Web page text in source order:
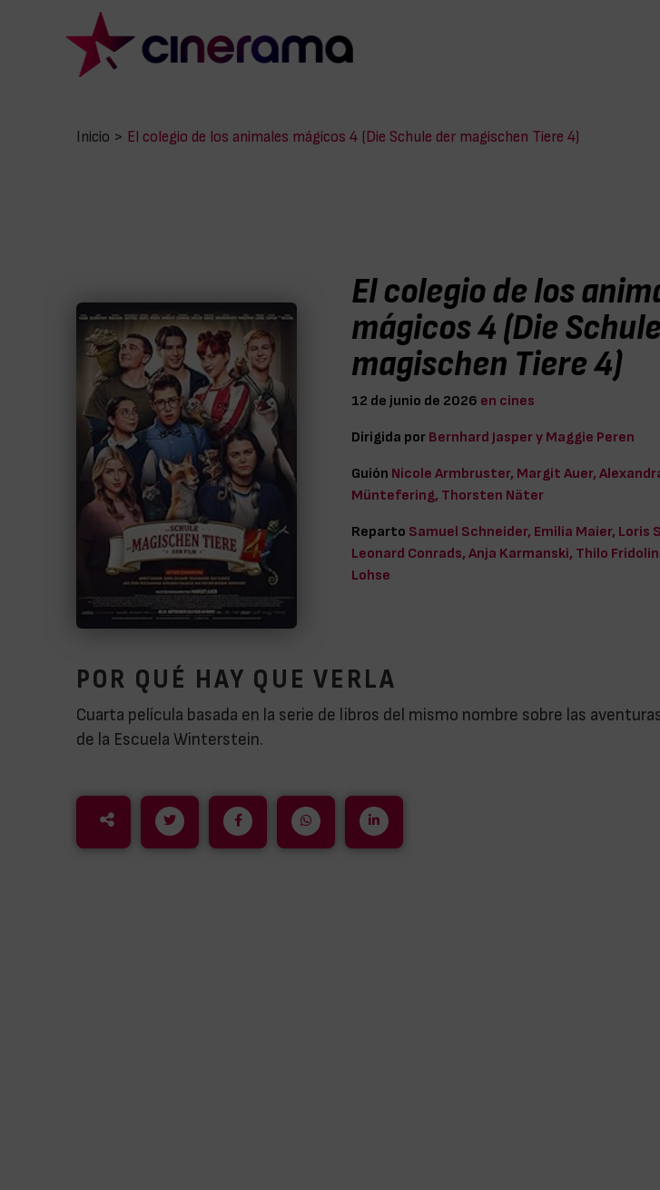
Inicio > El colegio de los animales mágicos 4 (Die Schule der magischen Tiere 4)
El colegio de los
mágicos 4 (Die
magischen Tiere 4)
12 de junio de 2026 en cines
Dirigida por Bernhard Jasper y Maggie Peren
Guión Nicole Armbruster, Margit Auer,
Müntefering, Thorsten Näter
Reparto Samuel Schneider, Emilia Maier, Loris
Leonard Conrads, Anja Karmanski, Thilo
Lohse
POR QUÉ HAY QUE VERLA
Cuarta película basada en la serie de libros del mismo nombre sobre las
de la Escuela Winterstein.